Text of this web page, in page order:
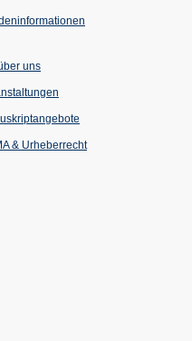
uns
einem
Tab)
& Urheberrecht